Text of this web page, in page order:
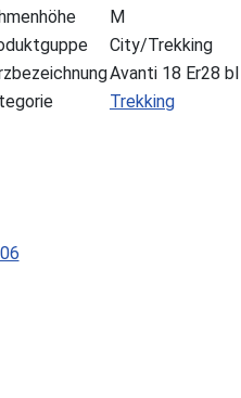
M
City/Trekking
Avanti 18 Er28
Trekking